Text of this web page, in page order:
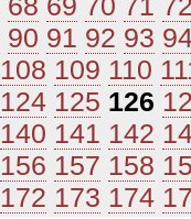
90 91 92 93
108 109 110
124 125 126
140 141 142
156 157 158
172 173 174